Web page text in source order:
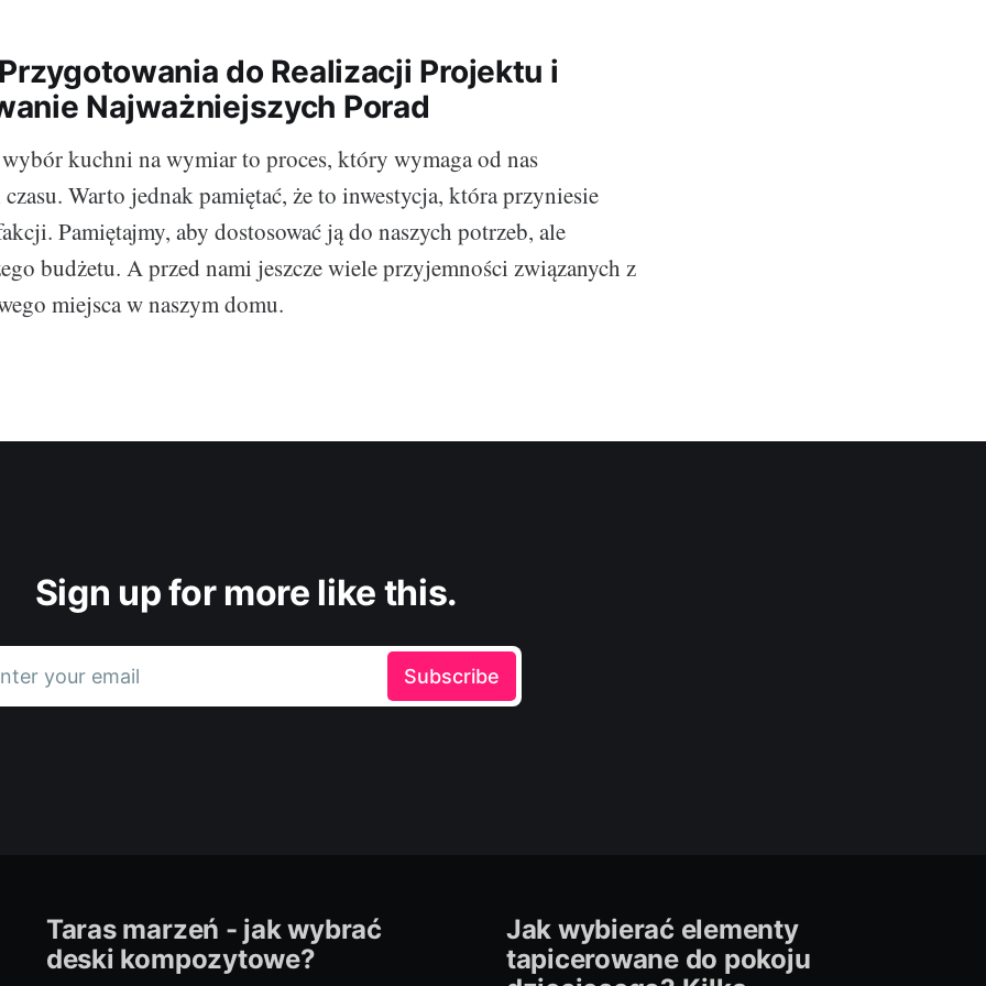
do Realizacji Projektu i
Najważniejszych Porad
kuchni na wymiar to proces, który wymaga od nas
czasu. Warto jednak pamiętać, że to inwestycja, która przyniesie
Pamiętajmy, aby dostosować ją do naszych potrzeb, ale
budżetu. A przed nami jeszcze wiele przyjemności związanych z
miejsca w naszym domu.
Sign up for more like this.
your email Subscribe
Taras marzeń - jak wybrać
deski kompozytowe?
Jak wybierać elementy
tapicerowane do pokoju